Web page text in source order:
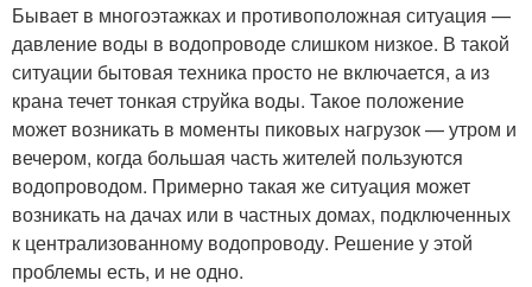
Бывает в многоэтажках и противоположная ситуация —
давление воды в водопроводе слишком низкое. В такой
ситуации бытовая техника просто не включается, а из
крана течет тонкая струйка воды. Такое положение
может возникать в моменты пиковых нагрузок — утром и
вечером, когда большая часть жителей пользуются
водопроводом. Примерно такая же ситуация может
возникать на дачах или в частных домах, подключенных
к централизованному водопроводу. Решение у этой
проблемы есть, и не одно.